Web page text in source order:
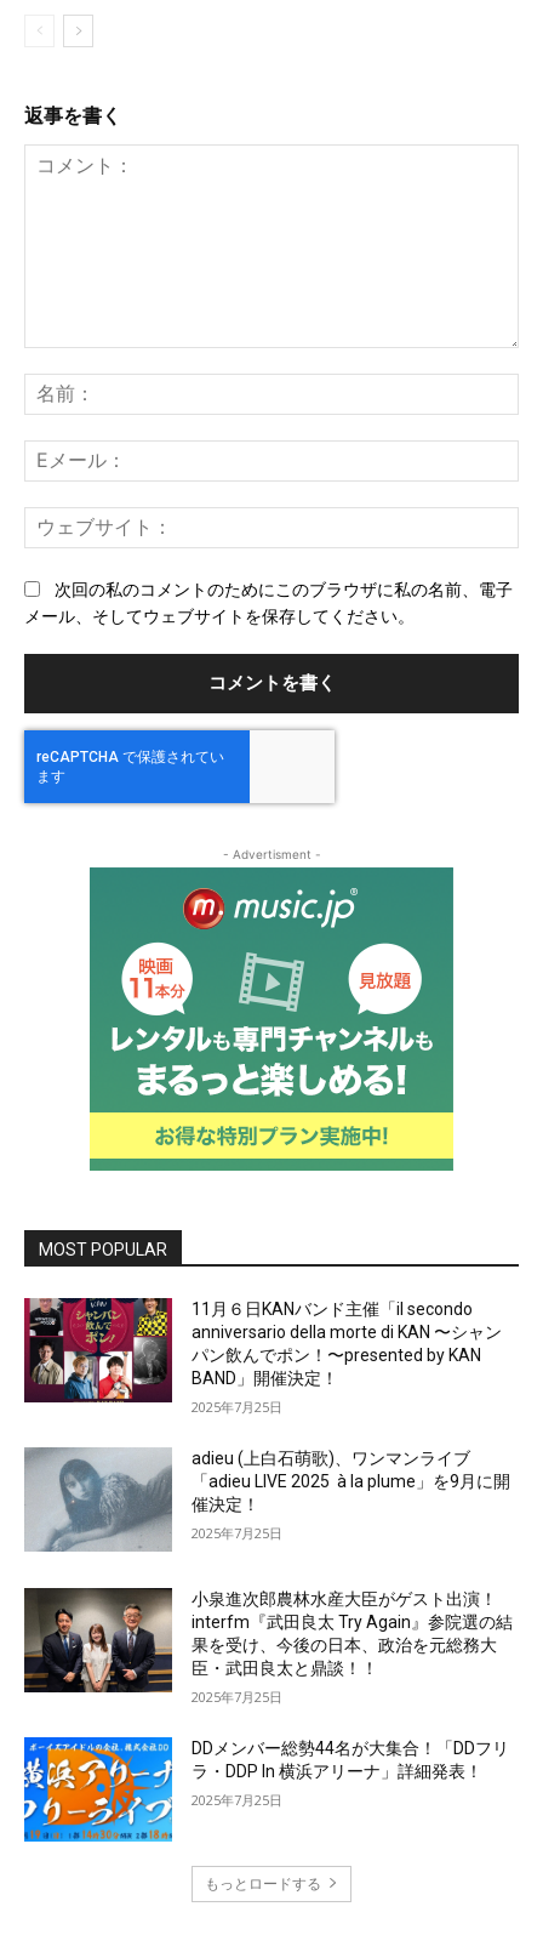
返事を書く
ン
ト：
前
メ
ー
ェ
次回の私のコメントのためにこのブラウザに私の名前、電子
メール、そしてウェブサイトを保存してください。
- Advertisment -
MOST POPULAR
11月６日KANバンド主催「il secondo
anniversario della morte di KAN 〜シャン
パン飲んでポン！〜presented by KAN
BAND」開催決定！
2025年7月25日
adieu (上白石萌歌)、ワンマンライブ
「adieu LIVE 2025 à la plume」を9月に開
催決定！
2025年7月25日
小泉進次郎農林水産大臣がゲスト出演！
interfm『武田良太 Try Again』参院選の結
果を受け、今後の日本、政治を元総務大
臣・武田良太と鼎談！！
2025年7月25日
DDメンバー総勢44名が大集合！「DDフリ
ラ・DDP In 横浜アリーナ」詳細発表！
2025年7月25日
もっとロードする